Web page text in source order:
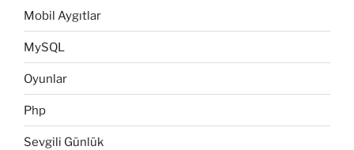
Mobil Aygıtlar
MySQL
Oyunlar
Php
Sevgili Günlük